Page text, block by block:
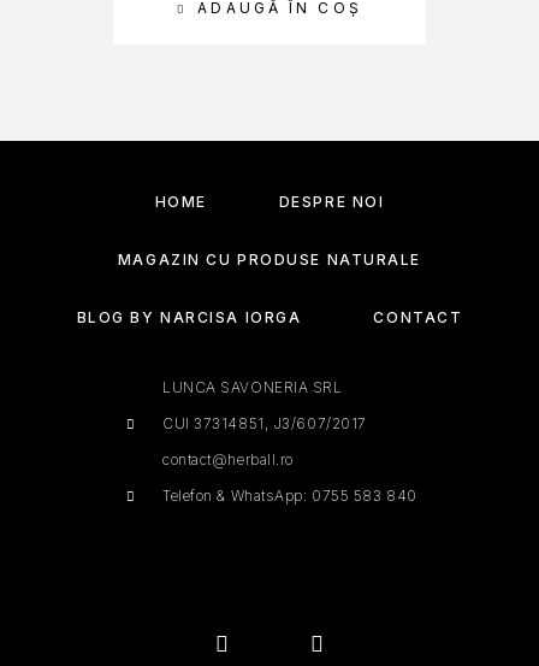
ADAUGĂ ÎN COȘ
HOME DESPRE NOI
MAGAZIN CU PRODUSE NATURALE
BLOG BY NARCISA IORGA CONTACT
LUNCA SAVONERIA SRL
CUI 37314851, J3/607/2017
contact@herball.ro
Telefon & WhatsApp: 0755 583 840